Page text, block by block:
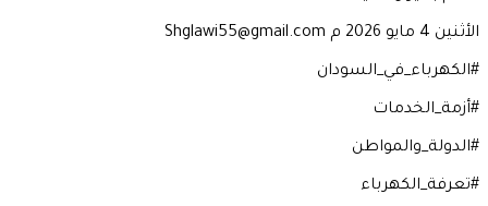
الأثنين 4 مايو 2026 م Shglawi55@gmail.com
#الكهرباء_في_السودان
#أزمة_الخدمات
#الدولة_والمواطن
#تعرفة_الكهرباء